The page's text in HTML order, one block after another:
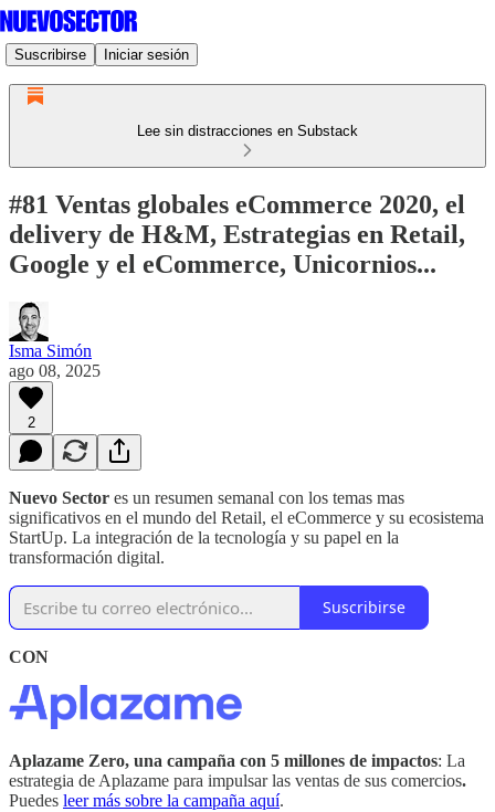
Suscribirse Iniciar sesión
Lee sin distracciones en Substack
#81 Ventas globales eCommerce 2020, el
delivery de H&M, Estrategias en Retail,
Google y el eCommerce, Unicornios...
Isma Simón
ago 08, 2025
2
Nuevo Sector es un resumen semanal con los temas mas
significativos en el mundo del Retail, el eCommerce y su ecosistema
StartUp. La integración de la tecnología y su papel en la
transformación digital.
Suscribirse
CON
Aplazame Zero, una campaña con 5 millones de impactos: La
estrategia de Aplazame para impulsar las ventas de sus comercios.
Puedes leer más sobre la campaña aquí.